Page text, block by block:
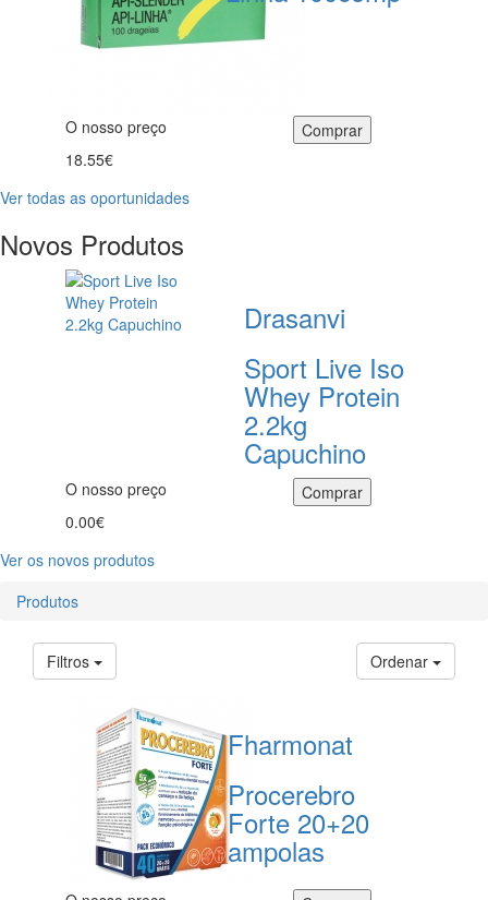
O nosso preço
18.55€
Ver todas as oportunidades
Novos Produtos
Drasanvi
Sport Live Iso
Whey Protein
2.2kg
Capuchino
O nosso preço
0.00€
Ver os novos produtos
Produtos
Filtros Ordenar
Fharmonat
Procerebro
Forte 20+20
ampolas